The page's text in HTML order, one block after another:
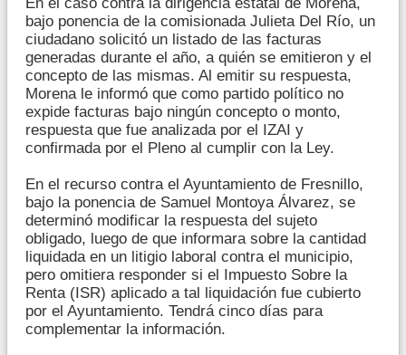
bajo ponencia de la comisionada Julieta Del Río, un
ciudadano solicitó un listado de las facturas
generadas durante el año, a quién se emitieron y el
concepto de las mismas. Al emitir su respuesta,
Morena le informó que como partido político no
expide facturas bajo ningún concepto o monto,
respuesta que fue analizada por el IZAI y
confirmada por el Pleno al cumplir con la Ley.
En el recurso contra el Ayuntamiento de Fresnillo,
bajo la ponencia de Samuel Montoya Álvarez, se
determinó modificar la respuesta del sujeto
obligado, luego de que informara sobre la cantidad
liquidada en un litigio laboral contra el municipio,
pero omitiera responder si el Impuesto Sobre la
Renta (ISR) aplicado a tal liquidación fue cubierto
por el Ayuntamiento. Tendrá cinco días para
complementar la información.